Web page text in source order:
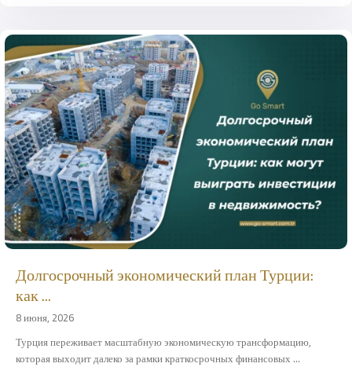
Долгосрочный экономический план Турции:
как ...
8 июня, 2026
Турция переживает масштабную экономическую трансформацию,
которая выходит далеко за рамки краткосрочных финансовых ...